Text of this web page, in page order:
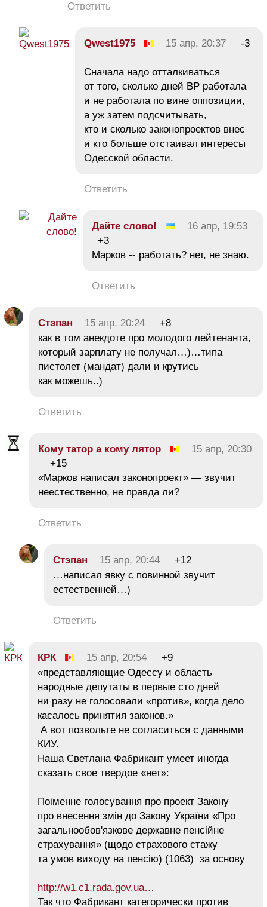
Ответить
Qwest1975 15 апр, 20:37 -3
Сначала надо отталкиваться
от того, сколько дней ВР работала
и не работала по вине оппозиции,
а уж затем подсчитывать,
кто и сколько законопроектов внес
и кто больше отстаивал интересы
Одесской области.
Ответить
Дайте слово!
16 апр, 19:53
+3
Марков -- работать? нет, не знаю.
Ответить
Стэпан 15 апр, 20:24
+8
как в том анекдоте про молодого лейтенанта,
который зарплату не получал…)…типа
пистолет (мандат) дали и крутись
как можешь..)
Ответить
Кому татор а кому лятор
15 апр, 20:30
+15
«Марков написал законопроект» — звучит
неестественно, не правда ли?
Ответить
Стэпан 15 апр, 20:44
+12
…написал явку с повинной звучит
естественней…)
Ответить
КРК 15 апр, 20:54
+9
«представляющие Одессу и область
народные депутаты в первые сто дней
ни разу не голосовали «против», когда дело
касалось принятия законов.»
А вот позвольте не согласиться с данными
КИУ.
Наша Светлана Фабрикант умеет иногда
сказать свое твердое «нет»:
Поіменне голосування про проект Закону
про внесення змін до Закону України «Про
загальнообов'язкове державне пенсійне
страхування» (щодо страхового стажу
та умов виходу на пенсію) (1063) за основу
http://w1.c1.rada.gov.ua…
Так что Фабрикант категорически против